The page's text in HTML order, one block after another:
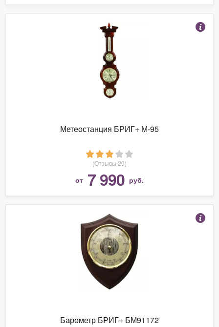
Метеостанция БРИГ+ М-95
(Отзывы 29)
от 7 990 руб.
Барометр БРИГ+ БМ91172